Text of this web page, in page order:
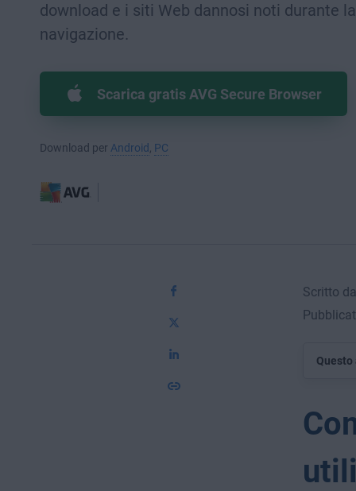
download e i siti Web dannosi noti durante la
navigazione.
Scarica gratis AVG Secure Browser
Download per Android PC
Scritto